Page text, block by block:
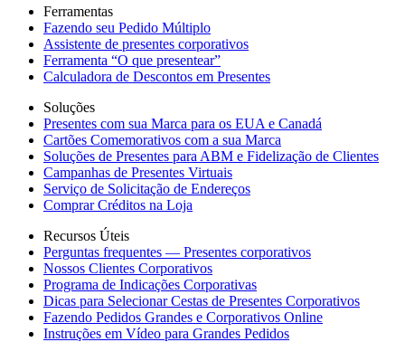
Ferramentas
Fazendo seu Pedido Múltiplo
Assistente de presentes corporativos
Ferramenta “O que presentear”
Calculadora de Descontos em Presentes
Soluções
Presentes com sua Marca para os EUA e Canadá
Cartões Comemorativos com a sua Marca
Soluções de Presentes para ABM e Fidelização de Clientes
Campanhas de Presentes Virtuais
Serviço de Solicitação de Endereços
Comprar Créditos na Loja
Recursos Úteis
Perguntas frequentes — Presentes corporativos
Nossos Clientes Corporativos
Programa de Indicações Corporativas
Dicas para Selecionar Cestas de Presentes Corporativos
Fazendo Pedidos Grandes e Corporativos Online
Instruções em Vídeo para Grandes Pedidos